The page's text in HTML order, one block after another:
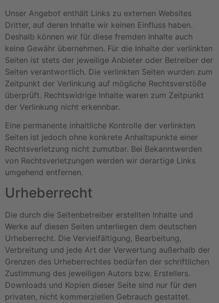
Unser Angebot enthält Links zu externen Websites
Dritter, auf deren Inhalte wir keinen Einfluss haben.
Deshalb können wir für diese fremden Inhalte auch
keine Gewähr übernehmen. Für die Inhalte der verlinkten
Seiten ist stets der jeweilige Anbieter oder Betreiber der
Seiten verantwortlich. Die verlinkten Seiten wurden zum
Zeitpunkt der Verlinkung auf mögliche Rechtsverstöße
überprüft. Rechtswidrige Inhalte waren zum Zeitpunkt
der Verlinkung nicht erkennbar.
Eine permanente inhaltliche Kontrolle der verlinkten
Seiten ist jedoch ohne konkrete Anhaltspunkte einer
Rechtsverletzung nicht zumutbar. Bei Bekanntwerden
von Rechtsverletzungen werden wir derartige Links
umgehend entfernen.
Urheberrecht
Die durch die Seitenbetreiber erstellten Inhalte und
Werke auf diesen Seiten unterliegen dem deutschen
Urheberrecht. Die Vervielfältigung, Bearbeitung,
Verbreitung und jede Art der Verwertung außerhalb der
Grenzen des Urheberrechtes bedürfen der schriftlichen
Zustimmung des jeweiligen Autors bzw. Erstellers.
Downloads und Kopien dieser Seite sind nur für den
privaten, nicht kommerziellen Gebrauch gestattet.